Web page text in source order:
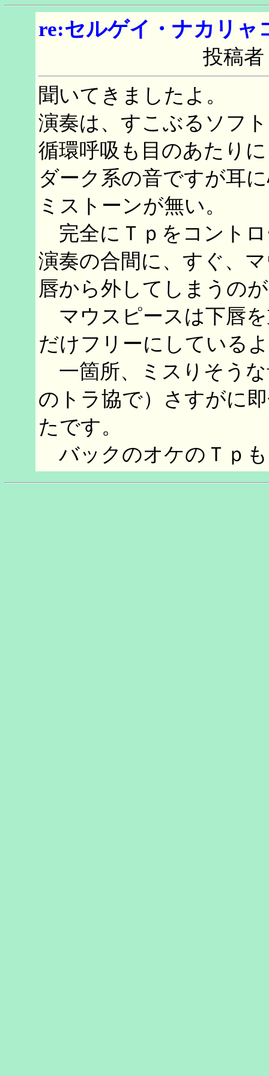
re:セルゲイ・ナカリャ
投稿
聞いてきましたよ。
演奏は、すこぶるソフ
循環呼吸も目のあたり
ダーク系の音ですが耳
ミストーンが無い。
完全にＴｐをコント
演奏の合間に、すぐ、
唇から外してしまうの
マウスピースは下唇
だけフリーにしている
一箇所、ミスりそう
のトラ協で）さすがに
たです。
バックのオケのＴｐ